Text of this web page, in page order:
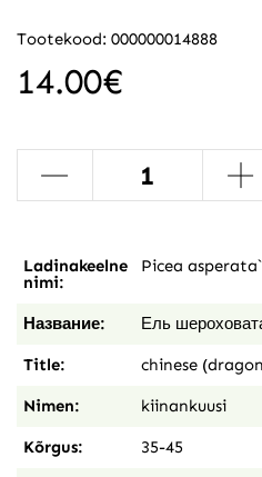
Tootekood: 000000014888
14.00€
- +
Ladinakeelne
nimi:
Picea
Название: Ель
Title: chinese
Nimen: kiinankuusi
Kõrgus: 35-45